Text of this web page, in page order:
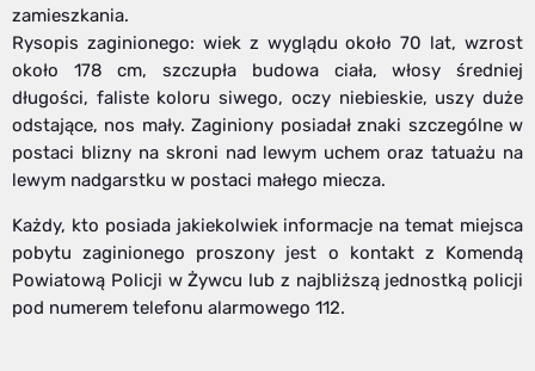
zamieszkania.
Rysopis zaginionego: wiek z wyglądu około 70 lat, wzrost
około 178 cm, szczupła budowa ciała, włosy średniej
długości, faliste koloru siwego, oczy niebieskie, uszy duże
odstające, nos mały. Zaginiony posiadał znaki szczególne w
postaci blizny na skroni nad lewym uchem oraz tatuażu na
lewym nadgarstku w postaci małego miecza.
Każdy, kto posiada jakiekolwiek informacje na temat miejsca
pobytu zaginionego proszony jest o kontakt z Komendą
Powiatową Policji w Żywcu lub z najbliższą jednostką policji
pod numerem telefonu alarmowego 112.